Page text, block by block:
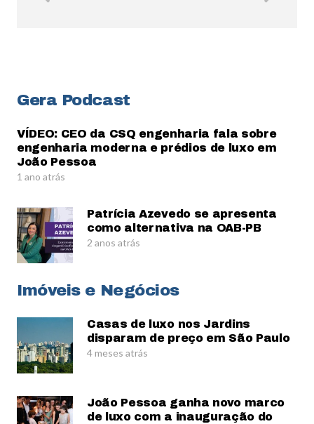
Gera Podcast
VÍDEO: CEO da CSQ engenharia fala sobre
engenharia moderna e prédios de luxo em
João Pessoa
1 ano atrás
Patrícia Azevedo se apresenta
como alternativa na OAB-PB
2 anos atrás
Imóveis e Negócios
Casas de luxo nos Jardins
disparam de preço em São Paulo
4 meses atrás
João Pessoa ganha novo marco
de luxo com a inauguração do